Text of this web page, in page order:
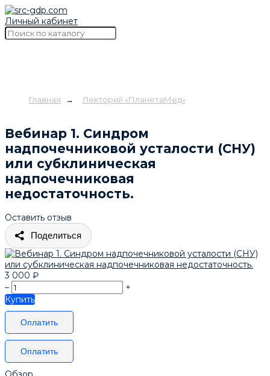
Личный кабинет
Главная → Лекторий «ПланетаМед»
Вебинар 1. Синдром
надпочечниковой усталости (СНУ)
или субклиническая
надпочечниковая
недостаточность.
Оставить отзыв
Поделиться
3 000 ₽
–
+
Купить
Оплатить
Оплатить